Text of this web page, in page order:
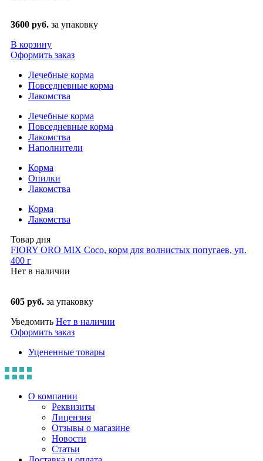
3600 руб. за упаковку
В корзину
Оформить заказ
Лечебные корма
Повседневные корма
Лакомства
Лечебные корма
Повседневные корма
Лакомства
Наполнители
Корма
Опилки
Лакомства
Корма
Лакомства
Товар дня
FIORY ORO MIX Coco, корм для волнистых попугаев, уп.
400 г
Нет в наличии
605 руб. за упаковку
Уведомить Нет в наличии
Оформить заказ
Уцененные товары
О компании
Реквизиты
Лицензия
Отзывы о магазине
Новости
Статьи